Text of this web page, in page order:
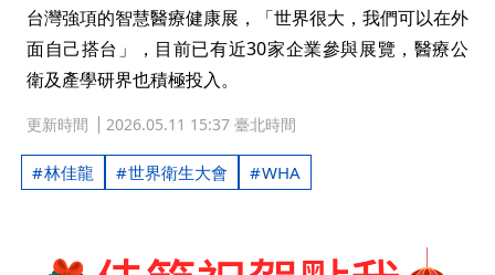
台灣強項的智慧醫療健康展，「世界很大，我們可以在外
面自己搭台」，目前已有近30家企業參與展覽，醫療公
衛及產學研界也積極投入。
更新時間 2026.05.11 15:37 臺北時間
林佳龍 世界衛生大會 WHA